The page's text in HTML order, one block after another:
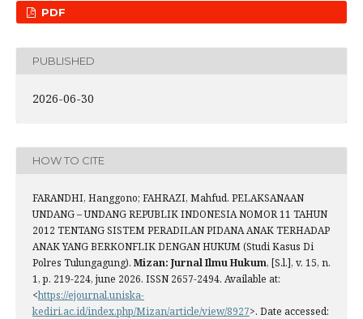
PDF
PUBLISHED
2026-06-30
HOW TO CITE
FARANDHI, Hanggono; FAHRAZI, Mahfud. PELAKSANAAN
UNDANG – UNDANG REPUBLIK INDONESIA NOMOR 11 TAHUN
2012 TENTANG SISTEM PERADILAN PIDANA ANAK TERHADAP
ANAK YANG BERKONFLIK DENGAN HUKUM (Studi Kasus Di
Polres Tulungagung). Mizan: Jurnal Ilmu Hukum, [S.l.], v. 15, n.
1, p. 219-224, june 2026. ISSN 2657-2494. Available at:
<https://ejournal.uniska-
kediri.ac.id/index.php/Mizan/article/view/8927>. Date accessed: